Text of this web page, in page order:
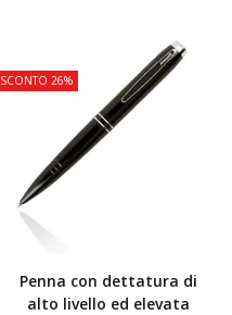
SCONTO 26%
Penna con dettatura di
alto livello ed elevata